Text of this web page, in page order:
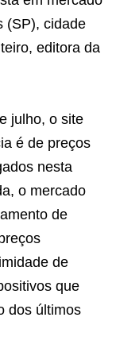
(SP), cidade
editora da
julho, o site
é de preços
nesta
o mercado
de
de
que
dos últimos